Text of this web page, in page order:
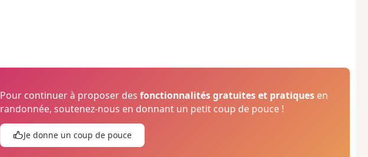
Pour continuer à proposer desfonctionnalités gratuites et pratiques en
randonnée, soutenez-nous en donnant un petit coup de pouce !
Je donne un coup de pouce